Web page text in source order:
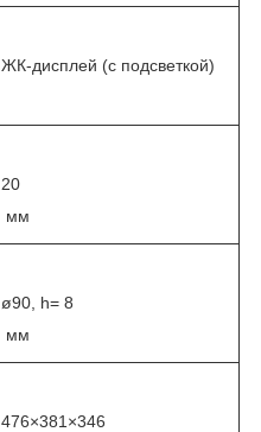
ЖК-дисплей (с подсветкой)
20
мм
ø90, h= 8
мм
476×381×346